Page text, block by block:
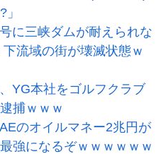
に三峡ダムが耐えられな
流域の街が壊滅状態ｗ
YG本社をゴルフクラブ
捕ｗｗｗ
のオイルマネー2兆円が
強になるぞｗｗｗｗｗｗ